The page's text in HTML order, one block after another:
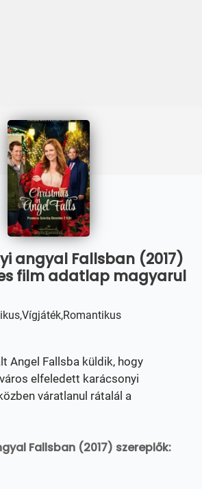
angyal Fallsban (2017)
film adatlap magyarul
Angel Fallsba küldik, hogy
elfeledett karácsonyi
váratlanul rátalál a
Fallsban (2017) szereplők: